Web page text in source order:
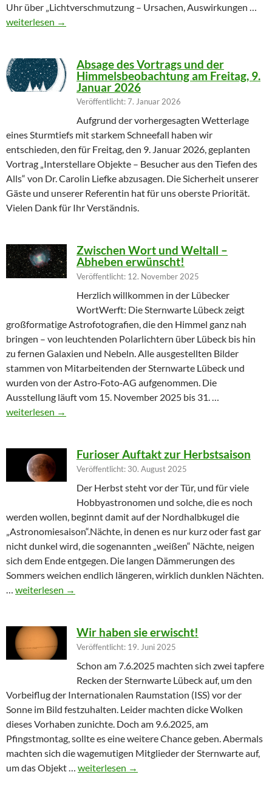
Uhr über „Lichtverschmutzung – Ursachen, Auswirkungen …
Geändertes Vortragsthema 06.03.2026
weiterlesen →
Absage des Vortrags und der
Himmelsbeobachtung am Freitag, 9.
Januar 2026
Veröffentlicht: 7. Januar 2026
Aufgrund der vorhergesagten Wetterlage
eines Sturmtiefs mit starkem Schneefall haben wir
entschieden, den für Freitag, den 9. Januar 2026, geplanten
Vortrag „Interstellare Objekte – Besucher aus den Tiefen des
Alls“ von Dr. Carolin Liefke abzusagen. Die Sicherheit unserer
Gäste und unserer Referentin hat für uns oberste Priorität.
Vielen Dank für Ihr Verständnis.
Zwischen Wort und Weltall –
Abheben erwünscht!
Veröffentlicht: 12. November 2025
Herzlich willkommen in der Lübecker
WortWerft: Die Sternwarte Lübeck zeigt
großformatige Astrofotografien, die den Himmel ganz nah
bringen – von leuchtenden Polarlichtern über Lübeck bis hin
zu fernen Galaxien und Nebeln. Alle ausgestellten Bilder
stammen von Mitarbeitenden der Sternwarte Lübeck und
wurden von der Astro‑Foto‑AG aufgenommen. Die
Ausstellung läuft vom 15. November 2025 bis 31. …
Zwischen Wort und Weltall – Abheben erwünscht!
weiterlesen →
Furioser Auftakt zur Herbstsaison
Veröffentlicht: 30. August 2025
Der Herbst steht vor der Tür, und für viele
Hobbyastronomen und solche, die es noch
werden wollen, beginnt damit auf der Nordhalbkugel die
„Astronomiesaison“.Nächte, in denen es nur kurz oder fast gar
nicht dunkel wird, die sogenannten „weißen“ Nächte, neigen
sich dem Ende entgegen. Die langen Dämmerungen des
Sommers weichen endlich längeren, wirklich dunklen Nächten.
… Furioser Auftakt zur Herbstsaison
weiterlesen →
Wir haben sie erwischt!
Veröffentlicht: 19. Juni 2025
Schon am 7.6.2025 machten sich zwei tapfere
Recken der Sternwarte Lübeck auf, um den
Vorbeiflug der Internationalen Raumstation (ISS) vor der
Sonne im Bild festzuhalten. Leider machten dicke Wolken
dieses Vorhaben zunichte. Doch am 9.6.2025, am
Pfingstmontag, sollte es eine weitere Chance geben. Abermals
machten sich die wagemutigen Mitglieder der Sternwarte auf,
um das Objekt … Wir haben sie erwischt!
weiterlesen →